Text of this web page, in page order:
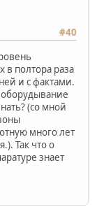
#40
в полтора раза
и с фактами.
(со мной
много лет
Так что о
знает